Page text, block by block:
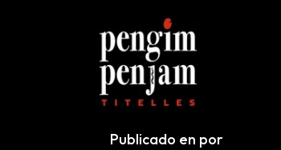
Publicado en por